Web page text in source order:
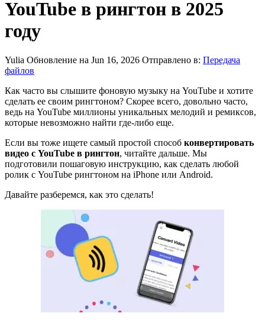
YouTube в рингтон в 2025
году
Yulia Обновление на Jun 16, 2026 Отправлено в: Передача
файлов
Как часто вы слышите фоновую музыку на YouTube и хотите
сделать ее своим рингтоном? Скорее всего, довольно часто,
ведь на YouTube миллионы уникальных мелодий и ремиксов,
которые невозможно найти где-либо еще.
Если вы тоже ищете самый простой способ конвертировать
видео с YouTube в рингтон, читайте дальше. Мы
подготовили пошаговую инструкцию, как сделать любой
ролик с YouTube рингтоном на iPhone или Android.
Давайте разберемся, как это сделать!